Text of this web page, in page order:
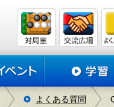
よくある質問